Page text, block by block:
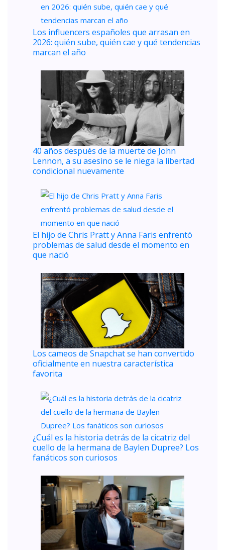
Los influencers españoles que arrasan en
2026: quién sube, quién cae y qué tendencias
marcan el año
40 años después de la muerte de John
Lennon, a su asesino se le niega la libertad
condicional nuevamente
El hijo de Chris Pratt y Anna Faris enfrentó
problemas de salud desde el momento en
que nació
Los cameos de Snapchat se han convertido
oficialmente en nuestra característica
favorita
¿Cuál es la historia detrás de la cicatriz del
cuello de la hermana de Baylen Dupree? Los
fanáticos son curiosos